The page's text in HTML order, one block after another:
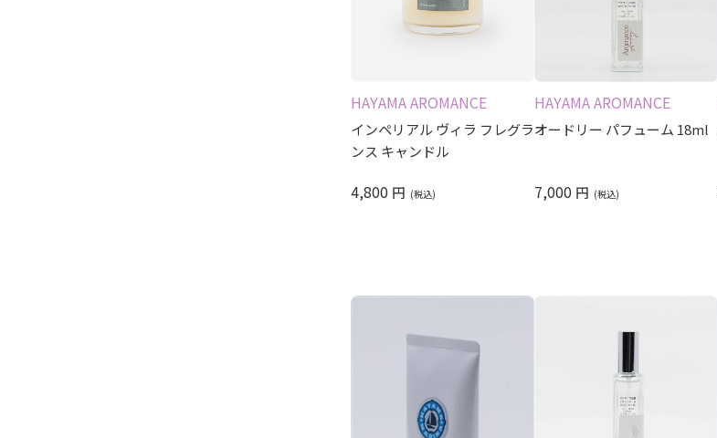
HAYAMA AROMANCE
インペリアル ヴィラ フレグラ
ンス キャンドル
4,800 円
HAYAMA AROMANCE
オードリー パフューム 18ml
7,000 円